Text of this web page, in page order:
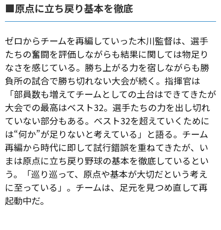
■原点に立ち戻り基本を徹底
ゼロからチームを再編していった木川監督は、選手
たちの奮闘を評価しながらも結果に関しては物足り
なさを感じている。勝ち上がる力を宿しながらも勝
負所の試合で勝ち切れない大会が続く。指揮官は
「部員数も増えてチームとしての土台はできてきたが
大会での最高はベスト32。選手たちの力を出し切れ
ていない部分もある。ベスト32を超えていくために
は“何か”が足りないと考えている」と語る。チーム
再編から時代に即して試行錯誤を重ねてきたが、い
まは原点に立ち戻り野球の基本を徹底しているとい
う。「巡り巡って、原点や基本が大切だという考え
に至っている」。チームは、足元を見つめ直して再
起動中だ。